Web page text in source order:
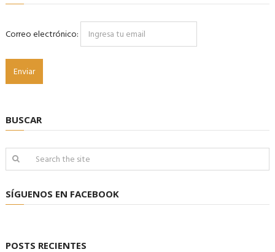
Correo electrónico:
BUSCAR
SÍGUENOS EN FACEBOOK
POSTS RECIENTES